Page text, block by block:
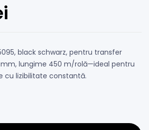
5095, black schwarz, pentru transfer
mm, lungime 450 m/rolă—ideal pentru
cu lizibilitate constantă.